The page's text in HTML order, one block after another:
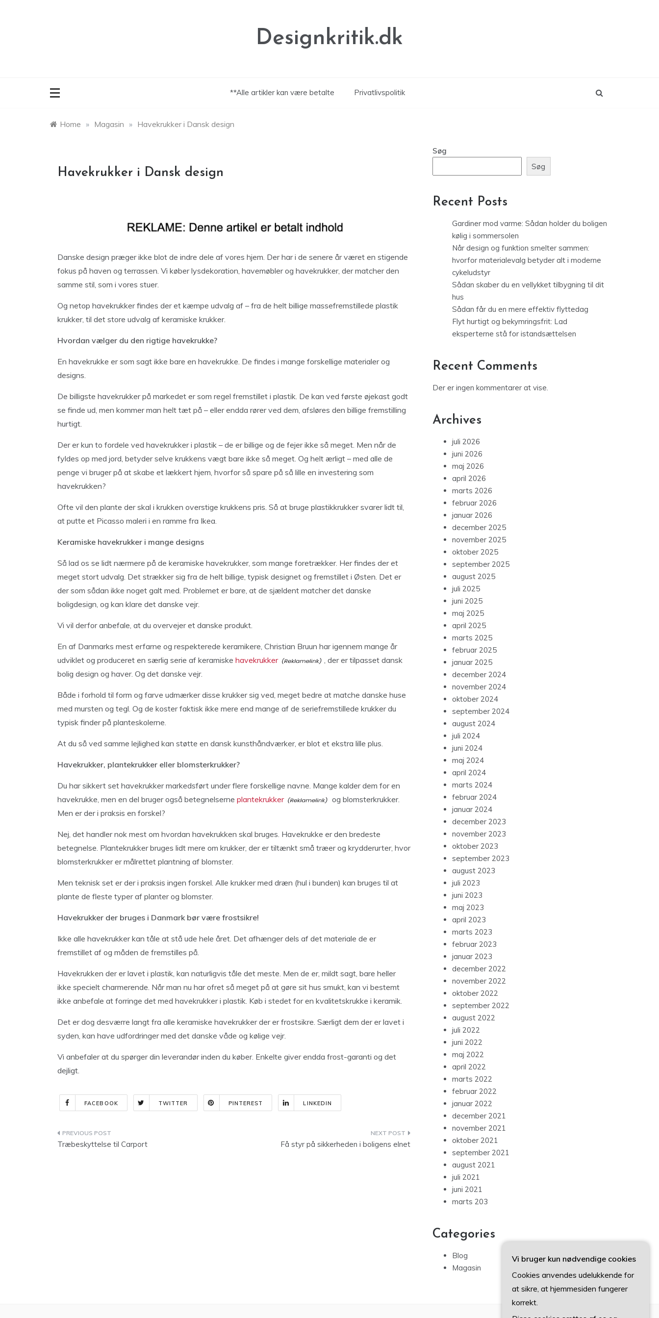
Designkritik.dk
**Alle artikler kan være betalte Privatlivspolitik
Home » Magasin » Havekrukker i Dansk design
Havekrukker i Dansk design
Danske design præger ikke blot de indre dele af vores hjem. Der har i de senere år været en stigende
fokus på haven og terrassen. Vi køber lysdekoration, havemøbler og havekrukker, der matcher den
samme stil, som i vores stuer.
Og netop havekrukker findes der et kæmpe udvalg af – fra de helt billige massefremstillede plastik
krukker, til det store udvalg af keramiske krukker.
Hvordan vælger du den rigtige havekrukke?
En havekrukke er som sagt ikke bare en havekrukke. De findes i mange forskellige materialer og
designs.
De billigste havekrukker på markedet er som regel fremstillet i plastik. De kan ved første øjekast godt
se finde ud, men kommer man helt tæt på – eller endda rører ved dem, afsløres den billige fremstilling
hurtigt.
Der er kun to fordele ved havekrukker i plastik – de er billige og de fejer ikke så meget. Men når de
fyldes op med jord, betyder selve krukkens vægt bare ikke så meget. Og helt ærligt – med alle de
penge vi bruger på at skabe et lækkert hjem, hvorfor så spare på så lille en investering som
havekrukken?
Ofte vil den plante der skal i krukken overstige krukkens pris. Så at bruge plastikkrukker svarer lidt til,
at putte et Picasso maleri i en ramme fra Ikea.
Keramiske havekrukker i mange designs
Så lad os se lidt nærmere på de keramiske havekrukker, som mange foretrækker. Her findes der et
meget stort udvalg. Det strækker sig fra de helt billige, typisk designet og fremstillet i Østen. Det er
der som sådan ikke noget galt med. Problemet er bare, at de sjældent matcher det danske
boligdesign, og kan klare det danske vejr.
Vi vil derfor anbefale, at du overvejer et danske produkt.
En af Danmarks mest erfarne og respekterede keramikere, Christian Bruun har igennem mange år
udviklet og produceret en særlig serie af keramiske havekrukker
, der er tilpasset dansk
bolig design og haver. Og det danske vejr.
Både i forhold til form og farve udmærker disse krukker sig ved, meget bedre at matche danske huse
med mursten og tegl. Og de koster faktisk ikke mere end mange af de seriefremstillede krukker du
typisk finder på planteskolerne.
At du så ved samme lejlighed kan støtte en dansk kunsthåndværker, er blot et ekstra lille plus.
Havekrukker, plantekrukker eller blomsterkrukker?
Du har sikkert set havekrukker markedsført under flere forskellige navne. Mange kalder dem for en
havekrukke, men en del bruger også betegnelserne plantekrukker
og blomsterkrukker.
Men er der i praksis en forskel?
Nej, det handler nok mest om hvordan havekrukken skal bruges. Havekrukke er den bredeste
betegnelse. Plantekrukker bruges lidt mere om krukker, der er tiltænkt små træer og krydderurter, hvor
blomsterkrukker er målrettet plantning af blomster.
Men teknisk set er der i praksis ingen forskel. Alle krukker med dræn (hul i bunden) kan bruges til at
plante de fleste typer af planter og blomster.
Havekrukker der bruges i Danmark bør være frostsikre!
Ikke alle havekrukker kan tåle at stå ude hele året. Det afhænger dels af det materiale de er
fremstillet af og måden de fremstilles på.
Havekrukken der er lavet i plastik, kan naturligvis tåle det meste. Men de er, mildt sagt, bare heller
ikke specielt charmerende. Når man nu har ofret så meget på at gøre sit hus smukt, kan vi bestemt
ikke anbefale at forringe det med havekrukker i plastik. Køb i stedet for en kvalitetskrukke i keramik.
Det er dog desværre langt fra alle keramiske havekrukker der er frostsikre. Særligt dem der er lavet i
syden, kan have udfordringer med det danske våde og kølige vejr.
Vi anbefaler at du spørger din leverandør inden du køber. Enkelte giver endda frost-garanti og det
dejligt.
FACEBOOK TWITTER PINTEREST LINKEDIN
Indlægsnavigation
Træbeskyttelse til Carport Få styr på sikkerheden i boligens elnet
Søg
Søg
Recent Posts
Gardiner mod varme: Sådan holder du boligen
kølig i sommersolen
Når design og funktion smelter sammen:
hvorfor materialevalg betyder alt i moderne
cykeludstyr
Sådan skaber du en vellykket tilbygning til dit
hus
Sådan får du en mere effektiv flyttedag
Flyt hurtigt og bekymringsfrit: Lad
eksperterne stå for istandsættelsen
Recent Comments
Der er ingen kommentarer at vise.
Archives
juli 2026
juni 2026
maj 2026
april 2026
marts 2026
februar 2026
januar 2026
december 2025
november 2025
oktober 2025
september 2025
august 2025
juli 2025
juni 2025
maj 2025
april 2025
marts 2025
februar 2025
januar 2025
december 2024
november 2024
oktober 2024
september 2024
august 2024
juli 2024
juni 2024
maj 2024
april 2024
marts 2024
februar 2024
januar 2024
december 2023
november 2023
oktober 2023
september 2023
august 2023
juli 2023
juni 2023
maj 2023
april 2023
marts 2023
februar 2023
januar 2023
december 2022
november 2022
oktober 2022
september 2022
august 2022
juli 2022
juni 2022
maj 2022
april 2022
marts 2022
februar 2022
januar 2022
december 2021
november 2021
oktober 2021
september 2021
august 2021
juli 2021
juni 2021
marts 203
Categories
Blog
Magasin
Vi bruger kun nødvendige cookies
Cookies anvendes udelukkende for
at sikre, at hjemmesiden fungerer
korrekt.